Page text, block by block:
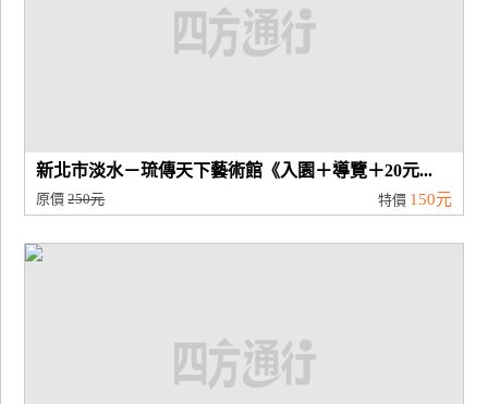
宣
傳
新北市淡水－琉傳天下藝術館《入園＋導覽＋20元...
原價250元 特價 150元